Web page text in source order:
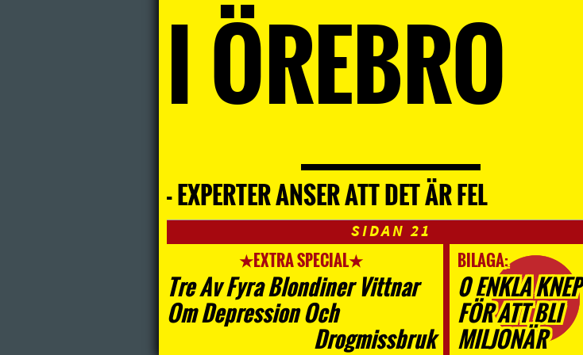
I ÖREBRO
- EXPERTER ANSER ATT DET ÄR FEL
SIDAN 21
★EXTRA SPECIAL★
Tre Av Fyra Blondiner Vittnar
Om Depression Och
Drogmissbruk
BILAGA:
0 ENKLA KNEP
FÖR ATT BLI
MILJONÄR